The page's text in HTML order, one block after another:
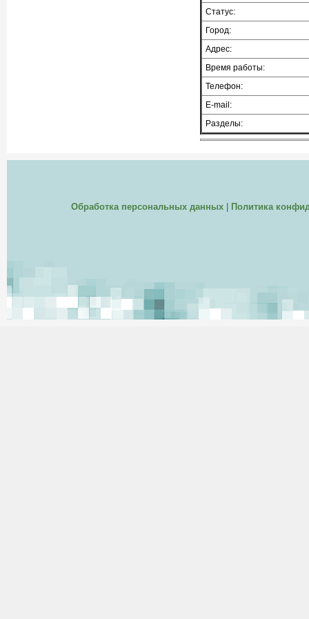
Статус:
Город:
Адрес:
Время работы:
Телефон:
E-mail:
Разделы:
Обработка персональных данных| Политика